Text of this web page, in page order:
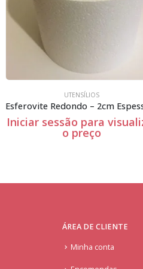
UTENSÍLIOS
Brandon
Iniciar sessão para
o preço
ÁREA DE CLIENTE
Minha conta